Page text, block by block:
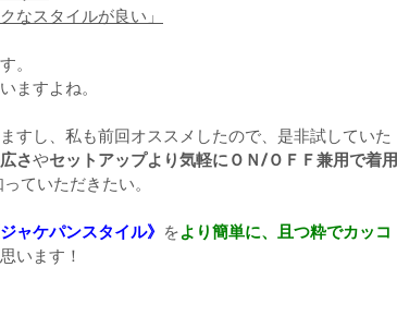
なスタイルが良い」
。
ますよね。
すし、私も前回オススメしたので、是非試していた
さやセットアップより気軽にＯＮ/ＯＦＦ兼用で着用
ていただきたい。
ジャケパンスタイル》 をより簡単に、且つ粋でカッコ
います！